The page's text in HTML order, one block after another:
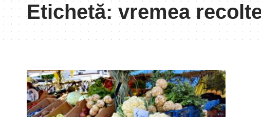
Etichetă: vremea